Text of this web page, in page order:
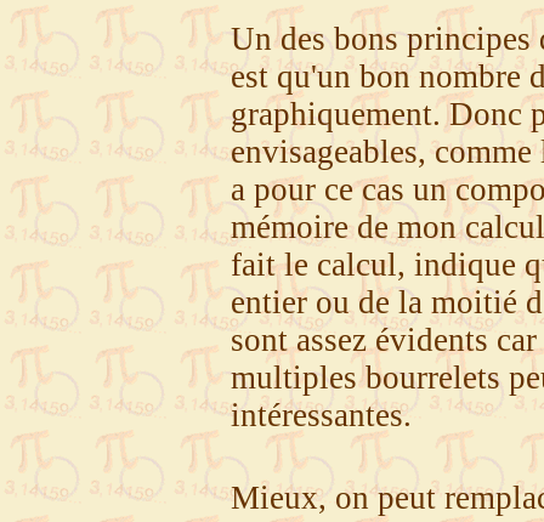
Un des bons principes
est qu'un bon nombre
graphiquement. Donc
envisageables,
a pour ce cas un
mémoire de mon
fait le calcul, indique
entier ou de la moitié
sont assez évidents
multiples bourrelets
intéressantes.
Mieux, on peut